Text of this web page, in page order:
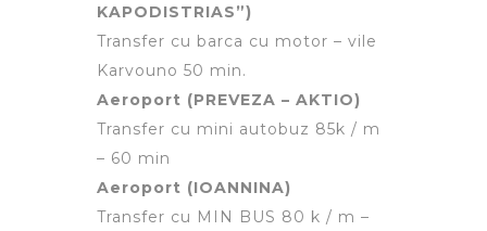
KAPODISTRIAS”)
Transfer cu barca cu motor – vile
Karvouno 50 min.
Aeroport (PREVEZA – AKTIO)
Transfer cu mini autobuz 85k / m
– 60 min
Aeroport (IOANNINA)
Transfer cu MIN BUS 80 k / m –